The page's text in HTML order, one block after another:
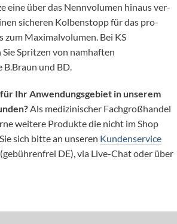
eine über das Nenn­vo­lu­men hin­aus ver­
siche­ren Kol­ben­stopp für das pro­
zum Maxi­mal­vo­lu­men. Bei KS
Spritzen von namhaften
und BD.
Ihr Anwendungsgebiet in unserem
Als medizinischer Fachgroßhandel
weitere Produkte die nicht im Shop
sich bitte an unseren Kundenservice
DE), via Live-Chat oder über